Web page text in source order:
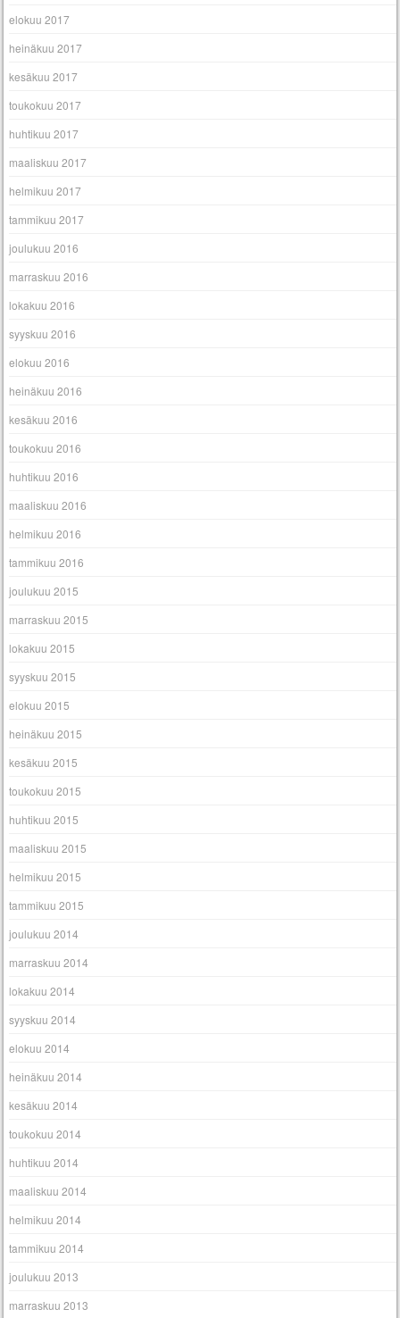
elokuu 2017
heinäkuu 2017
kesäkuu 2017
toukokuu 2017
huhtikuu 2017
maaliskuu 2017
helmikuu 2017
tammikuu 2017
joulukuu 2016
marraskuu 2016
lokakuu 2016
syyskuu 2016
elokuu 2016
heinäkuu 2016
kesäkuu 2016
toukokuu 2016
huhtikuu 2016
maaliskuu 2016
helmikuu 2016
tammikuu 2016
joulukuu 2015
marraskuu 2015
lokakuu 2015
syyskuu 2015
elokuu 2015
heinäkuu 2015
kesäkuu 2015
toukokuu 2015
huhtikuu 2015
maaliskuu 2015
helmikuu 2015
tammikuu 2015
joulukuu 2014
marraskuu 2014
lokakuu 2014
syyskuu 2014
elokuu 2014
heinäkuu 2014
kesäkuu 2014
toukokuu 2014
huhtikuu 2014
maaliskuu 2014
helmikuu 2014
tammikuu 2014
joulukuu 2013
marraskuu 2013